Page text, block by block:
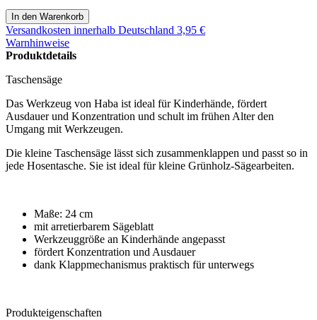
Versandkosten innerhalb Deutschland 3,95 €
Warnhinweise
Produktdetails
Taschensäge
Das Werkzeug von Haba ist ideal für Kinderhände, fördert
Ausdauer und Konzentration und schult im frühen Alter den
Umgang mit Werkzeugen.
Die kleine Taschensäge lässt sich zusammenklappen und passt so in
jede Hosentasche. Sie ist ideal für kleine Grünholz-Sägearbeiten.
Maße: 24 cm
mit arretierbarem Sägeblatt
Werkzeuggröße an Kinderhände angepasst
fördert Konzentration und Ausdauer
dank Klappmechanismus praktisch für unterwegs
Produkteigenschaften